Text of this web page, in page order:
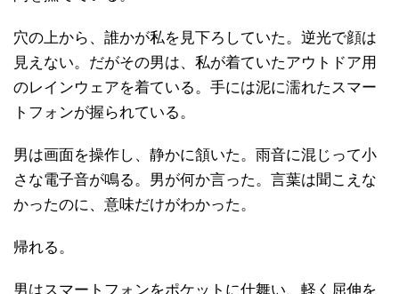
穴の上から、誰かが私を見下ろしていた。逆光で顔は
見えない。だがその男は、私が着ていたアウトドア用
のレインウェアを着ている。手には泥に濡れたスマー
トフォンが握られている。
男は画面を操作し、静かに頷いた。雨音に混じって小
さな電子音が鳴る。男が何か言った。言葉は聞こえな
かったのに、意味だけがわかった。
帰れる。
男はスマートフォンをポケットに仕舞い、軽く屈伸を